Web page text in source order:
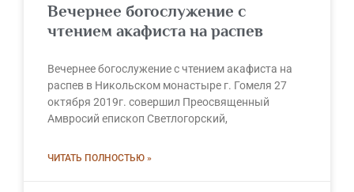
Вечернее богослужение с
чтением акафиста на распев
Вечернее богослужение с чтением акафиста на
распев в Никольском монастыре г. Гомеля 27
октября 2019г. совершил Преосвященный
Амвросий епископ Светлогорский,
ЧИТАТЬ ПОЛНОСТЬЮ »